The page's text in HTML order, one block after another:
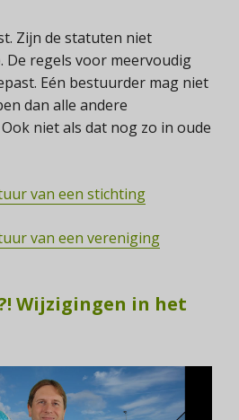
Zijn de statuten niet
De regels voor meervoudig
Eén bestuurder mag niet
dan alle andere
niet als dat nog zo in oude
van een stichting
van een vereniging
Wijzigingen in het